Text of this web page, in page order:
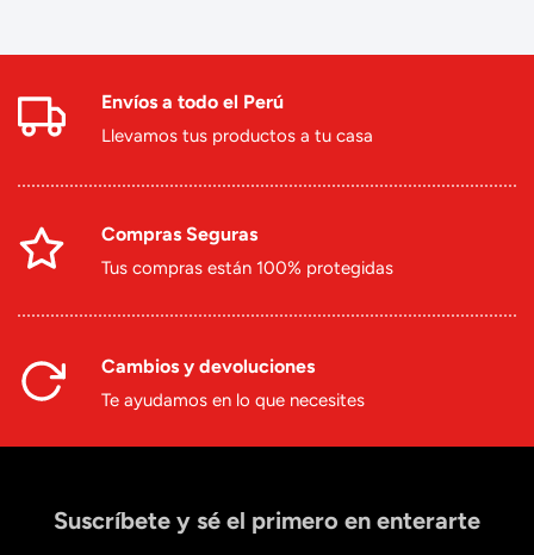
Envíos a todo el Perú
Llevamos tus productos a tu casa
Compras Seguras
Tus compras están 100% protegidas
Cambios y devoluciones
Te ayudamos en lo que necesites
Suscríbete y sé el primero en enterarte